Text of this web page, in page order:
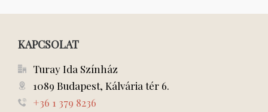
KAPCSOLAT
Turay Ida Színház
1089 Budapest, Kálvária tér 6.
+36 1 379 8236